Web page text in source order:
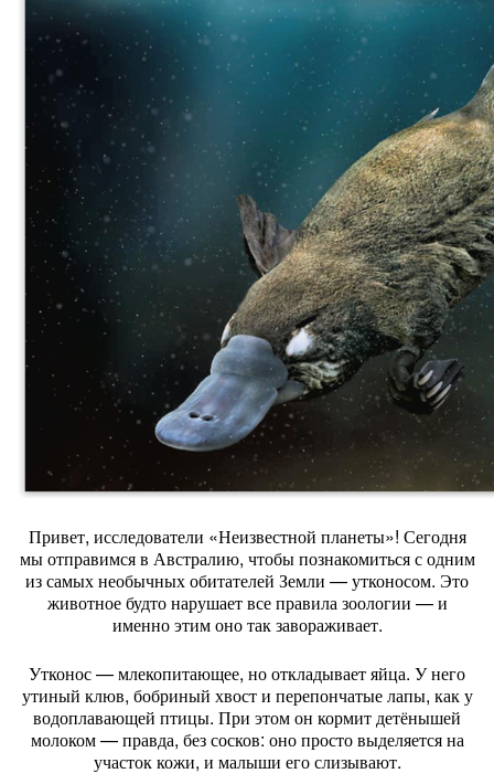
Привет, исследователи «Неизвестной планеты»! Сегодня
мыотправимсяв Австралию, чтобыпознакомитьсясодним
изсамыхнеобычныхобитателей Земли — утконосом. Это
животноебудтонарушаетвсеправилазоологии — и
именноэтимонотакзавораживает.
Утконос— млекопитающее, нооткладываетяйца. Унего
утиный клюв, бобриный хвости перепончатыелапы, каку
водоплавающей птицы. При этомон кормитдетёнышей
молоком— правда, безсосков: онопростовыделяетсяна
участоккожи, и малыши егослизывают.